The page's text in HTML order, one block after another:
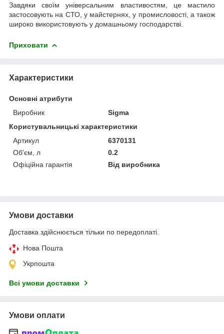
Завдяки своїм універсальним властивостям, це мастило
застосовують на СТО, у майстернях, у промисловості, а також
широко використовують у домашньому господарстві.
Приховати
Характеристики
Основні атрибути
Виробник
Sigma
Користувальницькі характеристики
Артикул
6370131
Об'єм, л
0.2
Офіційна гарантія
Від виробника
Умови доставки
Доставка здійснюється тільки по передоплаті.
Нова Пошта
Укрпошта
Всі умови доставки
Умови оплати